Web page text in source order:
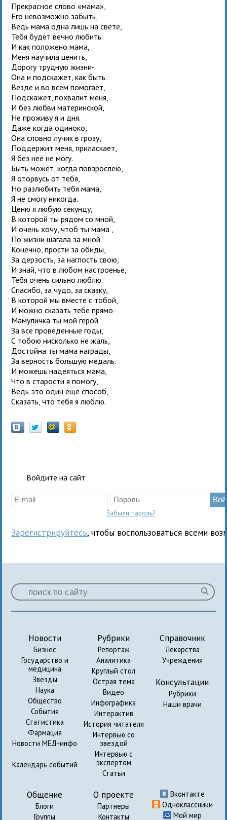
Прекрасное слово «мама»,
Его невозможно забыть,
Ведь мама одна лишь на свете,
Тебя будет вечно любить.
И как положено мама,
Меня научила ценить,
Дорогу трудную жизни-
Она и подскажет, как быть.
Везде и во всём помогает,
Подскажет, похвалит меня,
И без любви материнской,
Не проживу я и дня.
Даже когда одиноко,
Она словно лучик в грозу,
Поддержит меня, приласкает,
Я без неё не могу.
Быть может, когда повзрослею,
Я оторвусь от тебя,
Но разлюбить тебя мама,
Я не смогу никогда.
Ценю я любую секунду,
В которой ты рядом со мной,
И очень хочу, чтоб ты мама ,
По жизни шагала за мной.
Конечно, прости за обиды,
За дерзость, за наглость свою,
И знай, что в любом настроенье,
Тебя очень сильно люблю.
Спасибо, за чудо, за сказку,
В которой мы вместе с тобой,
И можно сказать тебе прямо-
Мамуличка ты мой герой
За все проведенные годы,
С тобою нисколько не жаль,
Достойна ты мама награды,
За верность большую медаль.
И можешь надеяться мама,
Что в старости я помогу,
Ведь это один еще способ,
Сказать, что тебя я люблю.
Войдите на сайт
Забыли пароль?
Зарегистрируйтесь, чтобы воспользоваться всеми
Новости
Бизнес
Государство и
медицина
Звезды
Наука
Общество
События
Статистика
Фармация
Новости МЕД-инфо
Календарь событий
Рубрики
Репортаж
Аналитика
Круглый стол
Острая тема
Видео
Инфографика
Интерактив
История читателя
Интервью со
звездой
Интервью с
экспертом
Статьи
Справочник
Лекарства
Учреждения
Консультации
Рубрики
Наши врачи
Общение
Блоги
Группы
О проекте
Партнеры
Контакты
Вконтакте
Одноклассники
Мой мир